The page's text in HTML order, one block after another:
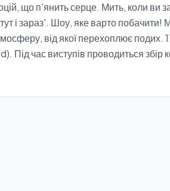
що п'янить серце. Мить, коли ви
і зараз'. Шоу, яке варто побачити!
від якої перехоплює подих.
час виступів проводиться збір